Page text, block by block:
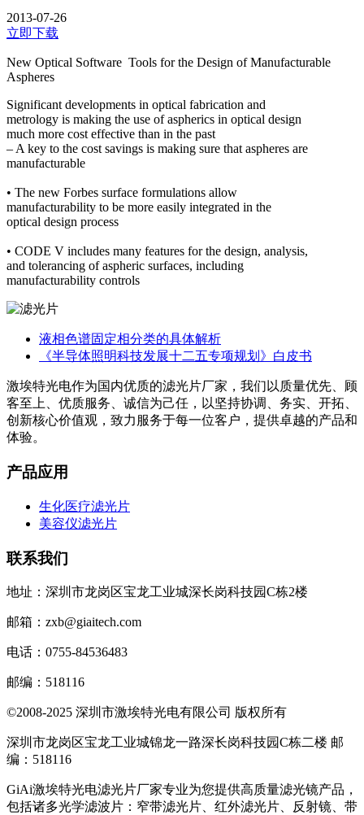
2013-07-26
立即下载
New Optical Software Tools for the Design of Manufacturable
Aspheres
Significant developments in optical fabrication and
metrology is making the use of aspherics in optical design
much more cost effective than in the past
– A key to the cost savings is making sure that aspheres are
manufacturable
• The new Forbes surface formulations allow
manufacturability to be more easily integrated in the
optical design process
• CODE V includes many features for the design, analysis,
and tolerancing of aspheric surfaces, including
manufacturability controls
液相色谱固定相分类的具体解析
《半导体照明科技发展十二五专项规划》白皮书
激埃特光电作为国内优质的滤光片厂家，我们以质量优先、顾
客至上、优质服务、诚信为己任，以坚持协调、务实、开拓、
创新核心价值观，致力服务于每一位客户，提供卓越的产品和
体验。
产品应用
生化医疗滤光片
美容仪滤光片
联系我们
地址：深圳市龙岗区宝龙工业城深长岗科技园C栋2楼
邮箱：zxb@giaitech.com
电话：0755-84536483
邮编：518116
©2008-2025 深圳市激埃特光电有限公司 版权所有
深圳市龙岗区宝龙工业城锦龙一路深长岗科技园C栋二楼 邮
编：518116
GiAi激埃特光电滤光片厂家专业为您提供高质量滤光镜产品，
包括诸多光学滤波片：窄带滤光片、红外滤光片、反射镜、带